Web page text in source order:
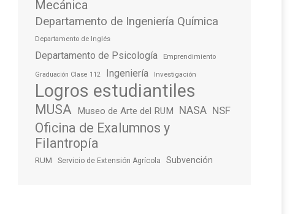
Mecánica
Departamento de Ingeniería Química
Departamento de Inglés
Departamento de Psicología Emprendimiento
Graduación Clase 112 Ingeniería Investigación
Logros estudiantiles
MUSA Museo de Arte del RUM NASA NSF
Oficina de Exalumnos y
Filantropía
RUM Servicio de Extensión Agrícola Subvención